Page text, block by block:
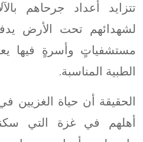
تتزايد أعداد جرحاهم
لشهدائهم تحت الأرض
مستشفياتٍ وأسرةٍ فيها
الطبية المناسبة.
الحقيقة أن حياة الغزيين
أهلهم في غزة التي